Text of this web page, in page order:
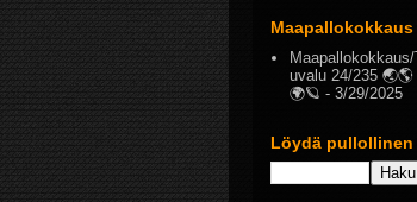
Maapallokokkaus
uvalu 24/235 🌏🌎
🌍🪐 - 3/29/2025
Löydä pullollinen